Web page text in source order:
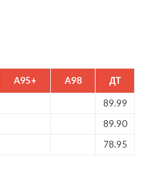
A95+ A98 ДТ
89.99
89.90
78.95